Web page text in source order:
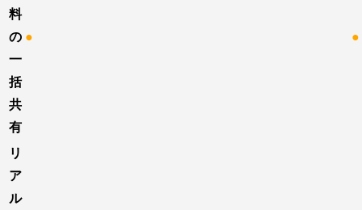
料
の
一
括
共
有
● ●
リ
ア
ル